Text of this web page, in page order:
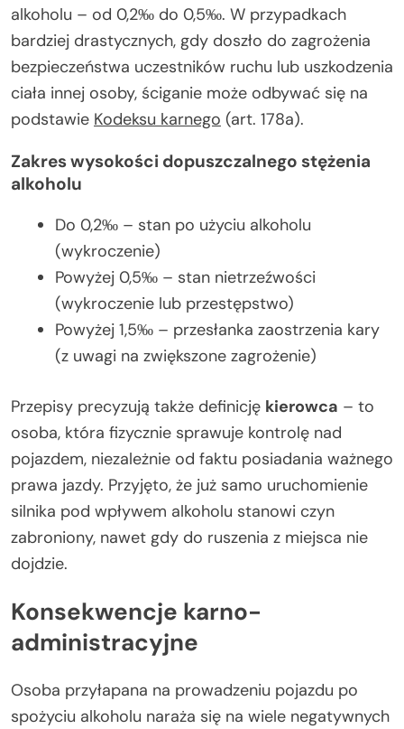
alkoholu – od 0,2‰ do 0,5‰. W przypadkach
bardziej drastycznych, gdy doszło do zagrożenia
bezpieczeństwa uczestników ruchu lub uszkodzenia
ciała innej osoby, ściganie może odbywać się na
podstawie Kodeksu karnego (art. 178a).
Zakres wysokości dopuszczalnego stężenia
alkoholu
Do 0,2‰ – stan po użyciu alkoholu
(wykroczenie)
Powyżej 0,5‰ – stan nietrzeźwości
(wykroczenie lub przestępstwo)
Powyżej 1,5‰ – przesłanka zaostrzenia kary
(z uwagi na zwiększone zagrożenie)
Przepisy precyzują także definicję kierowca – to
osoba, która fizycznie sprawuje kontrolę nad
pojazdem, niezależnie od faktu posiadania ważnego
prawa jazdy. Przyjęto, że już samo uruchomienie
silnika pod wpływem alkoholu stanowi czyn
zabroniony, nawet gdy do ruszenia z miejsca nie
dojdzie.
Konsekwencje karno-
administracyjne
Osoba przyłapana na prowadzeniu pojazdu po
spożyciu alkoholu naraża się na wiele negatywnych